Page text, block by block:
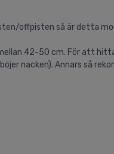
offpisten så är detta
42-50 cm. För att
nacken). Annars så